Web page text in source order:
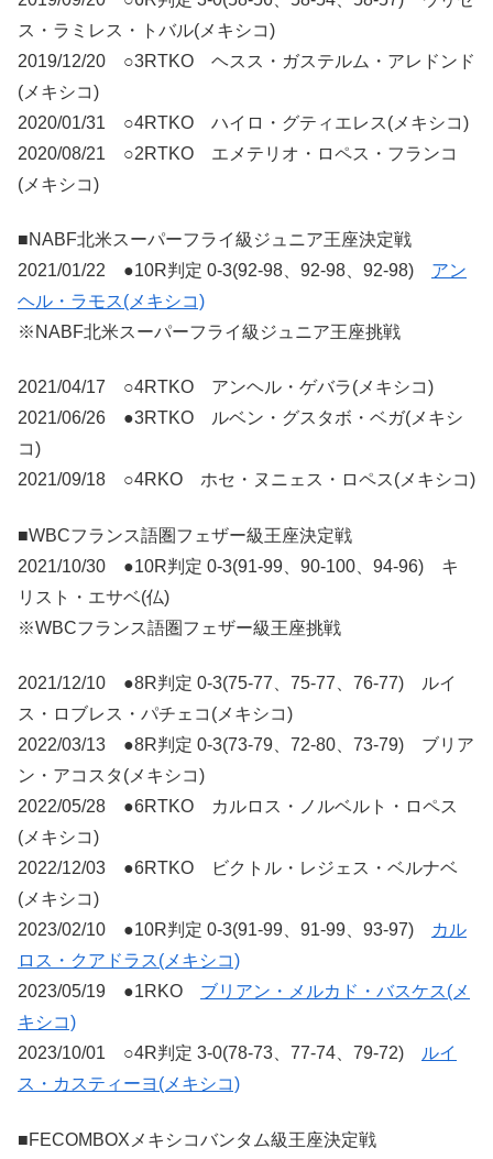
ス・ラミレス・トバル(メキシコ)
2019/12/20 ○3RTKO ヘスス・ガステルム・アレドンド
(メキシコ)
2020/01/31 ○4RTKO ハイロ・グティエレス(メキシコ)
2020/08/21 ○2RTKO エメテリオ・ロペス・フランコ
(メキシコ)
■NABF北米スーパーフライ級ジュニア王座決定戦
2021/01/22 ●10R判定 0-3(92-98、92-98、92-98) アン
ヘル・ラモス(メキシコ)
※NABF北米スーパーフライ級ジュニア王座挑戦
2021/04/17 ○4RTKO アンヘル・ゲバラ(メキシコ)
2021/06/26 ●3RTKO ルベン・グスタボ・ベガ(メキシ
コ)
2021/09/18 ○4RKO ホセ・ヌニェス・ロペス(メキシコ)
■WBCフランス語圏フェザー級王座決定戦
2021/10/30 ●10R判定 0-3(91-99、90-100、94-96) キ
リスト・エサベ(仏)
※WBCフランス語圏フェザー級王座挑戦
2021/12/10 ●8R判定 0-3(75-77、75-77、76-77) ルイ
ス・ロブレス・パチェコ(メキシコ)
2022/03/13 ●8R判定 0-3(73-79、72-80、73-79) ブリア
ン・アコスタ(メキシコ)
2022/05/28 ●6RTKO カルロス・ノルベルト・ロペス
(メキシコ)
2022/12/03 ●6RTKO ビクトル・レジェス・ベルナベ
(メキシコ)
2023/02/10 ●10R判定 0-3(91-99、91-99、93-97)
カル
ロス・クアドラス(メキシコ)
2023/05/19 ●1RKO ブリアン・メルカド・バスケス(メ
キシコ)
2023/10/01 ○4R判定 3-0(78-73、77-74、79-72)
ルイ
ス・カスティーヨ(メキシコ)
■FECOMBOXメキシコバンタム級王座決定戦